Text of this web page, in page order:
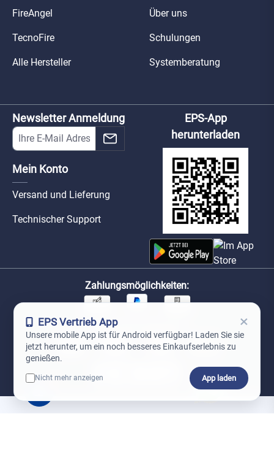
FireAngel
TecnoFire
Alle Hersteller
Über uns
Schulungen
Systemberatung
Newsletter Anmeldung
Mein Konto
Versand und Lieferung
Technischer Support
EPS-App
herunterladen
Zahlungsmöglichkeiten:
Unsere Versandpartner:
EPS Vertrieb App ×
Unsere mobile App ist für Android verfügbar! Laden Sie sie
jetzt herunter, um ein noch besseres Einkaufserlebnis zu
genießen.
Nicht mehr anzeigen App laden